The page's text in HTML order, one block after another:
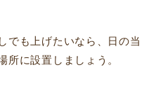
でも上げたいなら、日の当
所に設置しましょう。